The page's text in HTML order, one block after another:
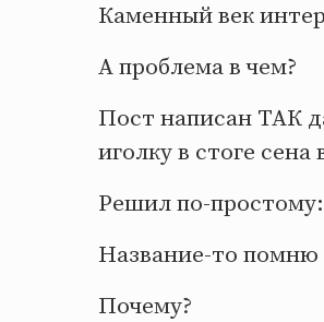
Каменный век
А проблема в чем?
Пост написан ТАК
иголку в стоге
Решил по-
Название-то помню
Почему?